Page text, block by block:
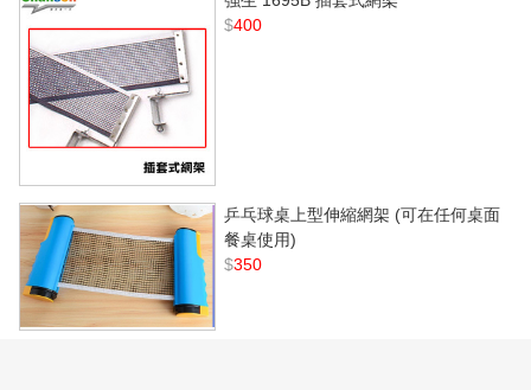
$400
乒乓球桌上型伸縮網架 (可在任何桌面
餐桌使用)
$350